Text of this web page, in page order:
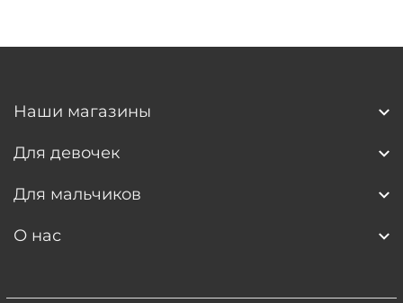
Наши магазины
Для девочек
Для мальчиков
О нас